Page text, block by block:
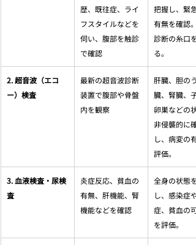
歴、既往症、ライ
フスタイルなどを
伺い、腹部を触診
で確認
把握し、緊急
有無を確認。
診断の糸口を
る。
2. 超音波（エコ
ー）検査
最新の超音波診断
装置で腹部や骨盤
内を観察
肝臓、胆のう
臓、腎臓、子
卵巣などの状
非侵襲的に確
し、病変の
評価。
3. 血液検査・尿検
査
炎症反応、貧血の
有無、肝機能、腎
機能などを確認
全身の状態を
し、感染症や
症、貧血の可
を評価。